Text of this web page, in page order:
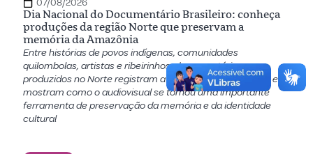
07/08/2026
Dia Nacional do Documentário Brasileiro: conheça
produções da região Norte que preservam a
memória da Amazônia
Entre histórias de povos indígenas, comunidades
quilombolas, artistas e ribeirinhos, documentários
produzidos no Norte registram a diversidade amazônica e
mostram como o audiovisual se tornou uma importante
ferramenta de preservação da memória e da identidade
cultural